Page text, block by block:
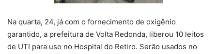
Na quarta, 24, já com o fornecimento de oxigênio
garantido, a prefeitura de Volta Redonda, liberou 10 leitos
de UTI para uso no Hospital do Retiro. Serão usados no